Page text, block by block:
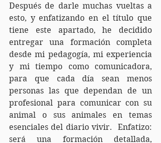
Después de darle muchas vueltas a
esto, y enfatizando en el título que
tiene este apartado, he decidido
entregar una formación completa
desde mi pedagogía, mi experiencia
y mi tiempo como comunicadora,
para que cada día sean menos
personas las que dependan de un
profesional para comunicar con su
animal o sus animales en temas
esenciales del diario vivir.  Enfatizo:
será una formación detallada,